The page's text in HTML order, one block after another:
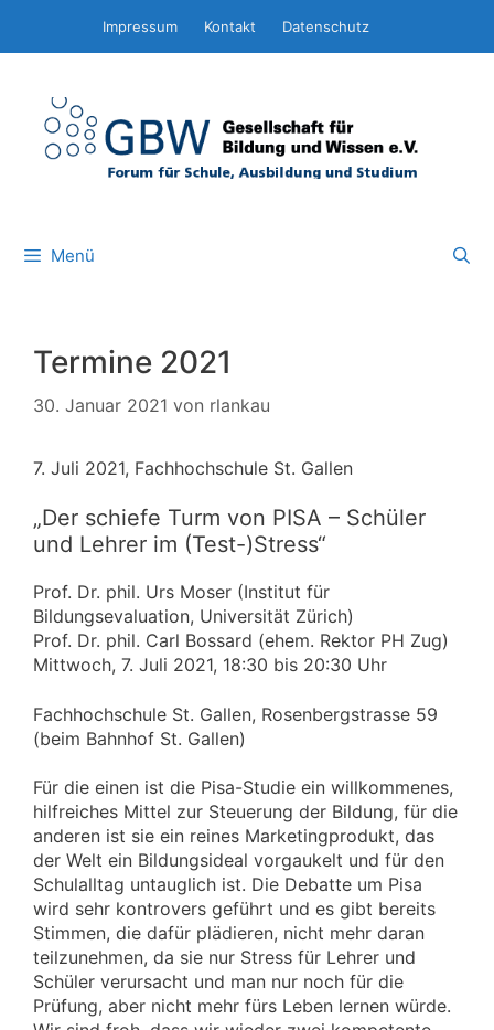
springen
Impressum Kontakt Datenschutz
Menü
Termine 2021
30. Januar 2021 von rlankau
7. Juli 2021, Fachhochschule St. Gallen
„Der schiefe Turm von PISA – Schüler
und Lehrer im (Test-)Stress“
Prof. Dr. phil. Urs Moser (Institut für
Bildungsevaluation, Universität Zürich)
Prof. Dr. phil. Carl Bossard (ehem. Rektor PH Zug)
Mittwoch, 7. Juli 2021, 18:30 bis 20:30 Uhr
Fachhochschule St. Gallen, Rosenbergstrasse 59
(beim Bahnhof St. Gallen)
Für die einen ist die Pisa-Studie ein willkommenes,
hilfreiches Mittel zur Steuerung der Bildung, für die
anderen ist sie ein reines Marketingprodukt, das
der Welt ein Bildungsideal vorgaukelt und für den
Schulalltag untauglich ist. Die Debatte um Pisa
wird sehr kontrovers geführt und es gibt bereits
Stimmen, die dafür plädieren, nicht mehr daran
teilzunehmen, da sie nur Stress für Lehrer und
Schüler verursacht und man nur noch für die
Prüfung, aber nicht mehr fürs Leben lernen würde.